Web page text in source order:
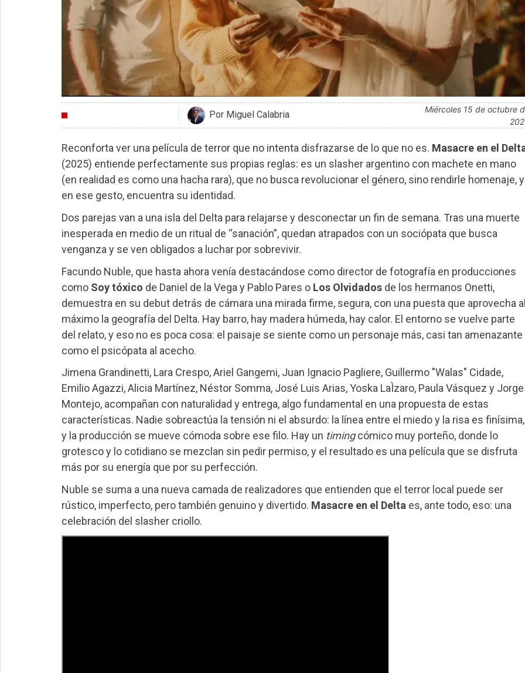
Por Miguel Calabria
miércoles 15 de octubre de
Reconforta ver una película de terror que no intenta disfrazarse de lo que no es. Masacre en el
(2025) entiende perfectamente sus propias reglas: es un slasher argentino con machete en mano
(en realidad es como una hacha rara), que no busca revolucionar el género, sino rendirle homenaje, y
en ese gesto, encuentra su identidad.
Dos parejas van a una isla del Delta para relajarse y desconectar un fin de semana. Tras una muerte
inesperada en medio de un ritual de “sanación”, quedan atrapados con un sociópata que busca
venganza y se ven obligados a luchar por sobrevivir.
Facundo Nuble, que hasta ahora venía destacándose como director de fotografía en producciones
comoSoy tóxico de Daniel de la Vega y Pablo Pares o Los Olvidadosde los hermanos Onetti,
demuestra en su debut detrás de cámara una mirada firme, segura, con una puesta que aprovecha
máximo la geografía del Delta. Hay barro, hay madera húmeda, hay calor. El entorno se vuelve parte
del relato, y eso no es poca cosa: el paisaje se siente como un personaje más, casi tan amenazante
como el psicópata al acecho.
Jimena Grandinetti, Lara Crespo, Ariel Gangemi, Juan Ignacio Pagliere, Guillermo "Walas" Cidade,
Emilio Agazzi, Alicia Martínez, Néstor Somma, José Luis Arias, Yoska LaÌzaro, Paula Vásquez y Jorge
Montejo, acompañan con naturalidad y entrega, algo fundamental en una propuesta de estas
características. Nadie sobreactúa la tensión ni el absurdo: la línea entre el miedo y la risa es finísima,
y la producción se mueve cómoda sobre ese filo. Hay un timingcómico muy porteño, donde lo
grotesco y lo cotidiano se mezclan sin pedir permiso, y el resultado es una película que se disfruta
más por su energía que por su perfección.
Nuble se suma a una nueva camada de realizadores que entienden que el terror local puede ser
rústico, imperfecto, pero también genuino y divertido. Masacre en el Deltaes, ante todo, eso: una
celebración del slasher criollo.